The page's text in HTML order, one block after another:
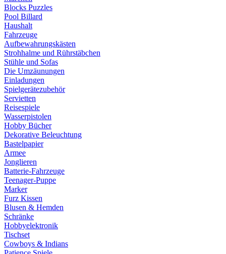
Blocks Puzzles
Pool Billard
Haushalt
Fahrzeuge
Aufbewahrungskästen
Strohhalme und Rührstäbchen
Stühle und Sofas
Die Umzäunungen
Einladungen
Spielgerätezubehör
Servietten
Reisespiele
Wasserpistolen
Hobby Bücher
Dekorative Beleuchtung
Bastelpapier
Armee
Jonglieren
Batterie-Fahrzeuge
Teenager-Puppe
Marker
Furz Kissen
Blusen & Hemden
Schränke
Hobbyelektronik
Tischset
Cowboys & Indians